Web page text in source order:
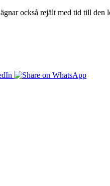
också rejält med tid till